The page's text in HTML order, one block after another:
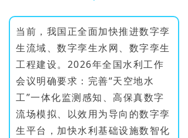
当前，我国正全面加快推进数字孪
生流域、数字孪生水网、数字孪生
工程建设。2026年全国水利工作
会议明确要求：完善“天空地水
工”一体化监测感知、高保真数字
流场模拟、以效用为导向的数字孪
生平台，加快水利基础设施数智化